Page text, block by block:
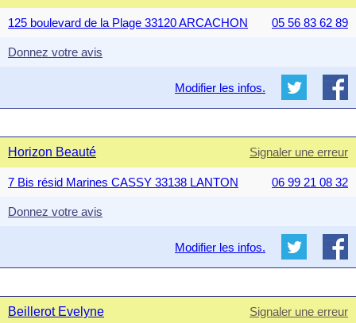
125 boulevard de la Plage 33120 ARCACHON 05 56 83 62 89
Donnez votre avis
Modifier les infos.
Horizon Beauté Signaler une erreur
7 Bis résid Marines CASSY 33138 LANTON 06 99 21 08 32
Donnez votre avis
Modifier les infos.
Beillerot Evelyne Signaler une erreur